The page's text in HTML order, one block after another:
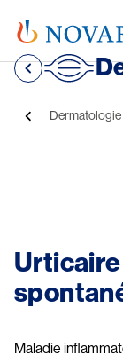
Fil Dermatologie
Maladie